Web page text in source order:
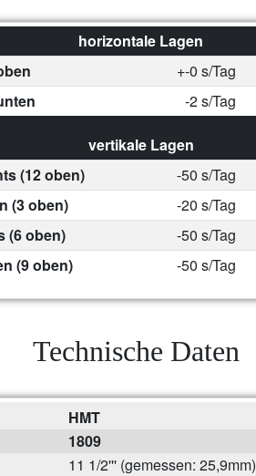
horizontale Lagen
+-0 s/Tag
-2 s/Tag
vertikale Lagen
(12 oben)
-50 s/Tag
(3 oben)
-20 s/Tag
(6 oben)
-50 s/Tag
(9 oben)
-50 s/Tag
Technische Daten
HMT
1809
11 1/2''' (gemessen: 25,9mm)